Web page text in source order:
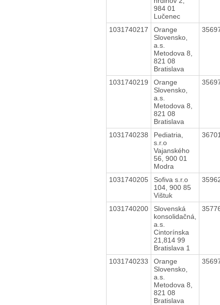
984 01
Lučenec
1031740217
Orange
Slovensko,
a.s.
Metodova 8,
821 08
Bratislava
1031740219
Orange
Slovensko,
a.s.
Metodova 8,
821 08
Bratislava
1031740238
Pediatria,
s.r.o
Vajanského
56, 900 01
Modra
1031740205
Sofiva s.r.o
104, 900 85
Vištuk
1031740200
Slovenská
konsolidačná,
a.s.
Cintorínska
21,814 99
Bratislava 1
1031740233
Orange
Slovensko,
a.s.
Metodova 8,
821 08
Bratislava